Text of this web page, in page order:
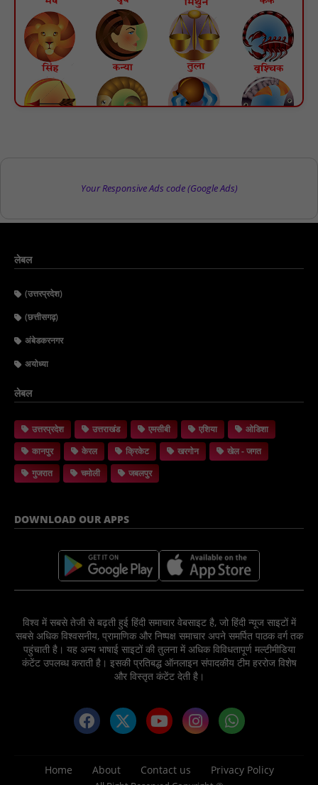
Your Responsive Ads code (Google Ads)
लेबल
(उत्तरप्रदेश)
(छत्तीसगढ़)
अंबेडकरनगर
अयोध्या
लेबल
उत्तरप्रदेश उत्तराखंड एमसीबी एशिया
ओडिशा
कानपुर
केरल क्रिकेट खरगोन
खेल - जगत
गुजरात
चमोली जबलपुर
DOWNLOAD OUR APPS
विश्व में सबसे तेजी से बढ़ती हुई हिंदी समाचार वेबसाइट है, जो हिंदी न्यूज साइटों में
सबसे अधिक विश्वसनीय, प्रामाणिक और निष्पक्ष समाचार अपने समर्पित पाठक वर्ग तक
पहुंचाती है। यह अन्य भाषाई साइटों की तुलना में अधिक विविधतापूर्ण मल्टीमीडिया
कंटेंट उपलब्ध कराती है। इसकी प्रतिबद्ध ऑनलाइन संपादकीय टीम हररोज विशेष
और विस्तृत कंटेंट देती है।
Home About Contact us Privacy Policy